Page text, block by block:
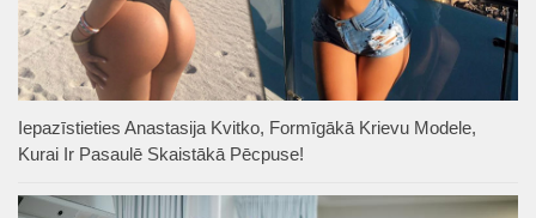
Iepazīstieties Anastasija Kvitko, Formīgākā Krievu Modele,
Kurai Ir Pasaulē Skaistākā Pēcpuse!